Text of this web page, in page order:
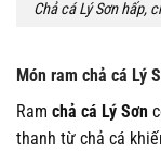
Chả cá Lý Sơn hấp,
Món ram chả cá Lý
Ram chả cá Lý Sơn
thanh từ chả cá